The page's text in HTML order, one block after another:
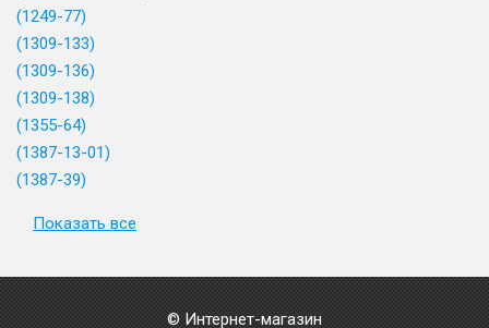
(1249-77)
(1309-133)
(1309-136)
(1309-138)
(1355-64)
(1387-13-01)
(1387-39)
Показать все
© Интернет-магазин